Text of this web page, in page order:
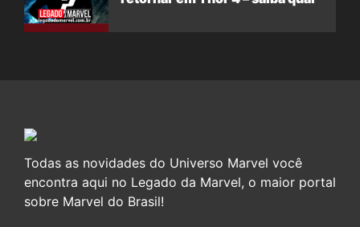
Todas as novidades do Universo Marvel você
encontra aqui no Legado da Marvel, o maior portal
sobre Marvel do Brasil!